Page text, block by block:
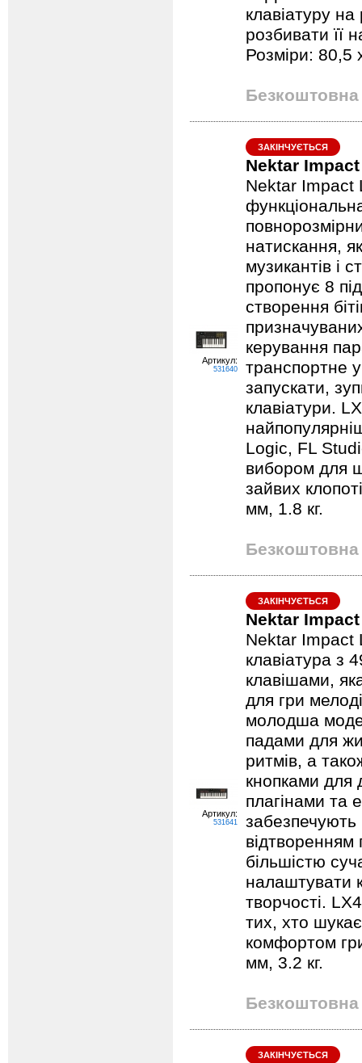
клавіатуру
розбивати її
Розміри: 80,5
Безкоштовна
Артикул:
531640
ЗАКІНЧУЄТЬСЯ
Nektar
Nektar Impact
натискання,
музикантів і
пропонує 8
створення
керування
транспортне
запускати,
клавіатури.
Logic, FL
вибором для
зайвих
мм, 1.8 кг.
Безкоштовна
Артикул:
531641
ЗАКІНЧУЄТЬСЯ
Nektar
Nektar Impact
клавіатура з
клавішами,
для гри
молодша
падами для
ритмів, а
кнопками для
плагінами та
забезпечують
відтворенням
більшістю
налаштувати
творчості.
тих, хто
комфортом
мм, 3.2 кг.
Безкоштовна
ЗАКІНЧУЄТЬСЯ